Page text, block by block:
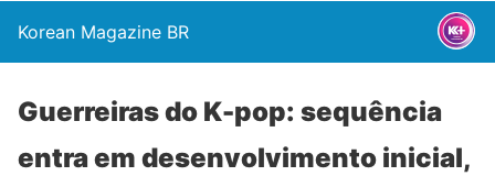
Korean Magazine BR
Guerreiras do K-pop: sequência
entra em desenvolvimento inicial,